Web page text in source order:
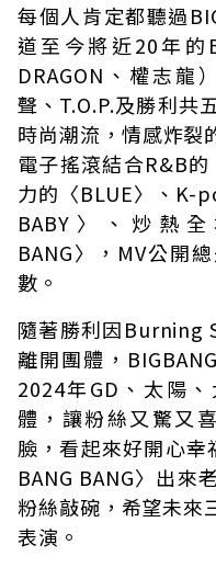
每個人肯定都聽過
道至今將近20年的
DRAGON、權志龍
聲、T.O.P.及勝利共
時尚潮流，情感炸裂
電子搖滾結合R&B
力的〈BLUE〉、K-
BABY〉、炒熱全
BANG〉，MV公開
數。
隨著勝利因Burning
離開團體，
2024年GD、太陽
體，讓粉絲又驚又
臉，看起來好開心幸
BANG BANG〉出來
粉絲敲碗，希望未來
表演。